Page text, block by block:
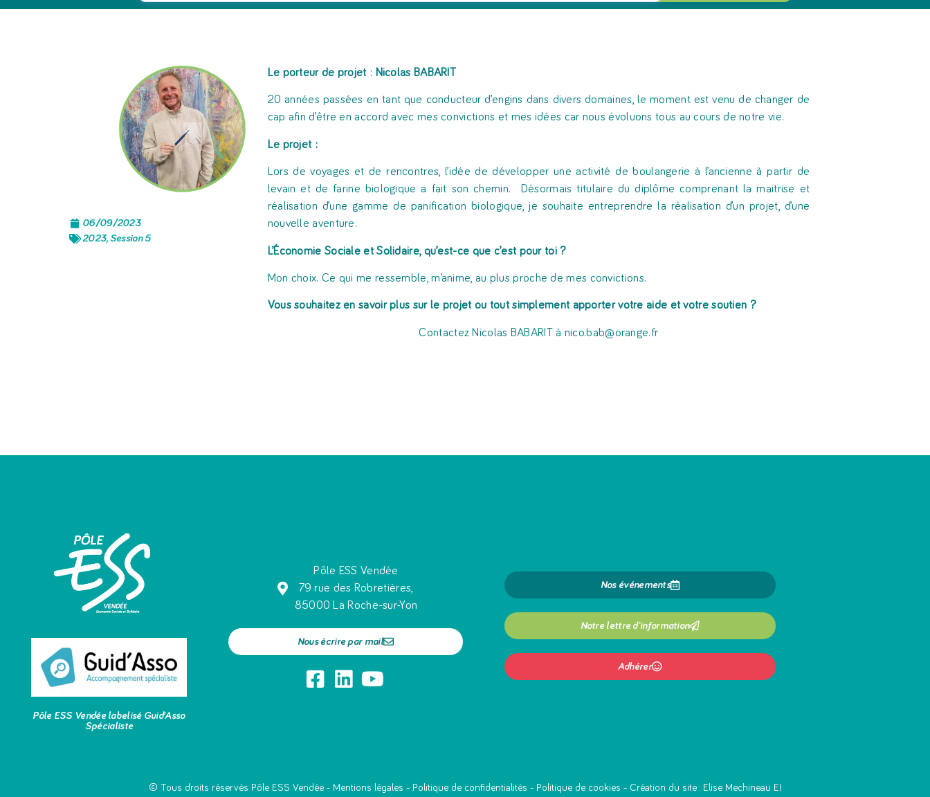
06/09/2023
2023, Session 5
Le porteur de projet : Nicolas BABARIT
20 années passées en tant que conducteur d’engins dans divers domaines, le moment est venu de changer de
cap afin d’être en accord avec mes convictions et mes idées car nous évoluons tous au cours de notre vie.
Le projet :
Lors de voyages et de rencontres, l’idée de développer une activité de boulangerie à l’ancienne à partir de
levain et de farine biologique a fait son chemin. Désormais titulaire du diplôme comprenant la maitrise et
réalisation d’une gamme de panification biologique, je souhaite entreprendre la réalisation d’un projet, d’une
nouvelle aventure.
L’Économie Sociale et Solidaire, qu’est-ce que c’est pour toi ?
Mon choix. Ce qui me ressemble, m’anime, au plus proche de mes convictions.
Vous souhaitez en savoir plus sur le projet ou tout simplement apporter votre aide et votre soutien ?
Contactez Nicolas BABARIT à nico.bab@orange.fr
Pôle ESS Vendée labelisé Guid’Asso
Spécialiste
Pôle ESS Vendée
79 rue des Robretières,
85000 La Roche-sur-Yon
Nous écrire par mail
Nos événements
Notre lettre d'information
Adhérer
© Tous droits réservés Pôle ESS Vendée - Mentions légales - Politique de confidentialités - Politique de cookies - Création du site : Elise Mechineau EI